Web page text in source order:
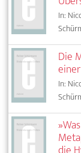
In:
Die
In: